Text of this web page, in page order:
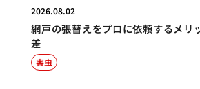
網戸の張替えをプロに依頼するメリ
差
2026.08.02
害虫